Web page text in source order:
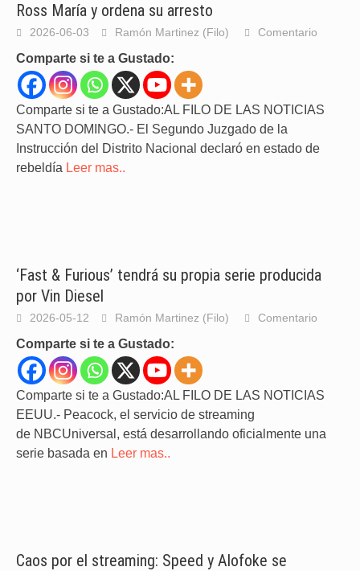
Ross María y ordena su arresto
2026-06-03 Ramón Martinez (Filo) Comentario
Comparte si te a Gustado:
Comparte si te a Gustado:AL FILO DE LAS NOTICIAS
SANTO DOMINGO.- El Segundo Juzgado de la
Instrucción del Distrito Nacional declaró en estado de
rebeldía Leer mas..
‘Fast & Furious’ tendrá su propia serie producida
por Vin Diesel
2026-05-12 Ramón Martinez (Filo) Comentario
Comparte si te a Gustado:
Comparte si te a Gustado:AL FILO DE LAS NOTICIAS
EEUU.- Peacock, el servicio de streaming
de NBCUniversal, está desarrollando oficialmente una
serie basada en Leer mas..
Caos por el streaming: Speed y Alofoke se